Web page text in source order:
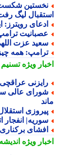
شکست
لیگ رفت
رویترز:
ترامپ از
عزت اللهی
همه چیز
ویژهتسنیم
عراقچی و
عالی
استقلال
انفجار
برکناری
ویژهاندیشه